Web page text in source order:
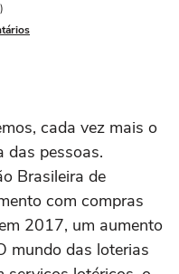
cada vez mais o
das pessoas.
Brasileira de
com compras
2017, um aumento
mundo das loterias